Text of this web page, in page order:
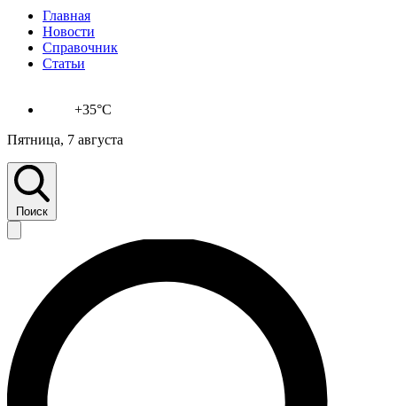
Главная
Новости
Справочник
Статьи
+35°C
Пятница, 7 августа
Поиск